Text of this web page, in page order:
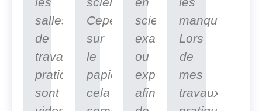
salles
de
travaux
pratiques
sont
Cependant,
sur
le
papier
cela
sciences
exactes
ou
expérimentales
afin
manques.
Lors
de
mes
travaux